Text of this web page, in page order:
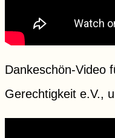
Dankeschön-Video
Gerechtigkeit e.V.,